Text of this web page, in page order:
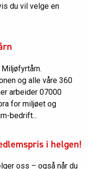
du vil velge en
og alle våre 360
arbeider 07000
for miljøet og
bedrift...
i helgen!
oss – også når du